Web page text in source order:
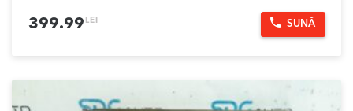
399.99 LEI SUNĂ